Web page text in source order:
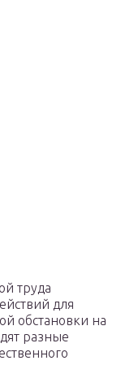
труда
для
обстановки на
разные